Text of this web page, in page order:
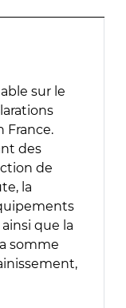
sur le
France.
des
de
la
que la
somme